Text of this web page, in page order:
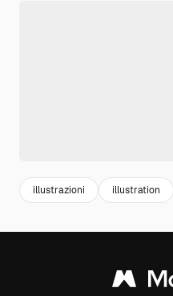
illustrazioni illustration